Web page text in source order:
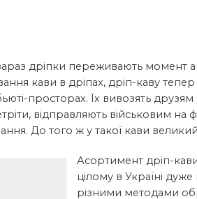
дріпки переживають момент
кави в дріпах, дріп-каву
просторах. Їх вивозять
відправляють військовим
До того ж у такої кави
Асортимент дріп-
цілому в Україні
різними методами